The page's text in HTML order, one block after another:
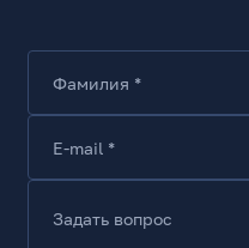
Фамилия *
E-mail *
Задать вопрос